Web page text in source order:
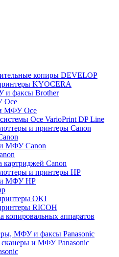
копиры DEVELOP
KYOCERA
факсы Brother
Oce
МФУ Oce
Oce VarioPrint DP Line
и принтеры Canon
МФУ Canon
картриджей Canon
и принтеры HP
МФУ HP
OKI
RICOH
копировальных аппаратов
МФУ и факсы Panasonic
и МФУ Panasonic